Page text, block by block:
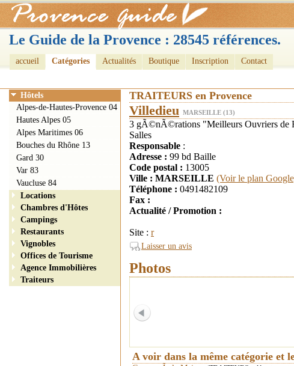
Le Guide de la Provence : 28545 références.
accueil Catégories Actualités Boutique Inscription Contact
TRAITEURS en Provence
Villedieu MARSEILLE (13)
3 gÃ©nÃ©rations "Meilleurs Ouvriers de
Salles
Responsable :
Adresse : 99 bd Baille
Code postal : 13005
Ville : MARSEILLE (Voir le plan
Téléphone : 0491482109
Fax :
Actualité / Promotion :
Site : r
Laisser un avis
Photos
A voir dans la même catégorie et
Hôtels
Alpes-de-Hautes-Provence 04
Hautes Alpes 05
Alpes Maritimes 06
Bouches du Rhône 13
Gard 30
Var 83
Vaucluse 84
Locations
Chambres d'Hôtes
Campings
Restaurants
Vignobles
Offices de Tourisme
Agence Immobilières
Traiteurs